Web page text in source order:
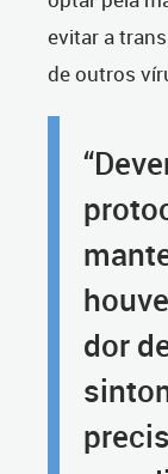
evitar a
de outros
dor